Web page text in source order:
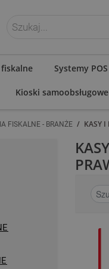
Systemy POS
Kioski samoobsługowe
FISKALNE - BRANŻE / KASY I